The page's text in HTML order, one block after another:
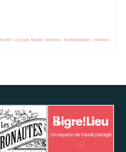
, coupe mulet rennes, muletisation, rennes